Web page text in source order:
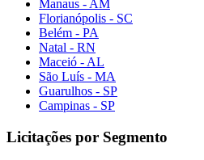
Manaus - AM
Florianópolis - SC
Belém - PA
Natal - RN
Maceió - AL
São Luís - MA
Guarulhos - SP
Campinas - SP
Licitações por Segmento